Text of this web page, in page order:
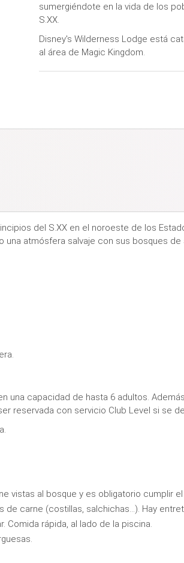
sumergiéndote en la vida de los
S.XX.
Disney's Wilderness Lodge está
al área de Magic Kingdom.
del S.XX en el noroeste de los
atmósfera salvaje con sus bosques de
una capacidad de hasta 6 adultos.
reservada con servicio Club Level si se
vistas al bosque y es obligatorio cumplir
carne (costillas, salchichas...). Hay
Comida rápida, al lado de la piscina.